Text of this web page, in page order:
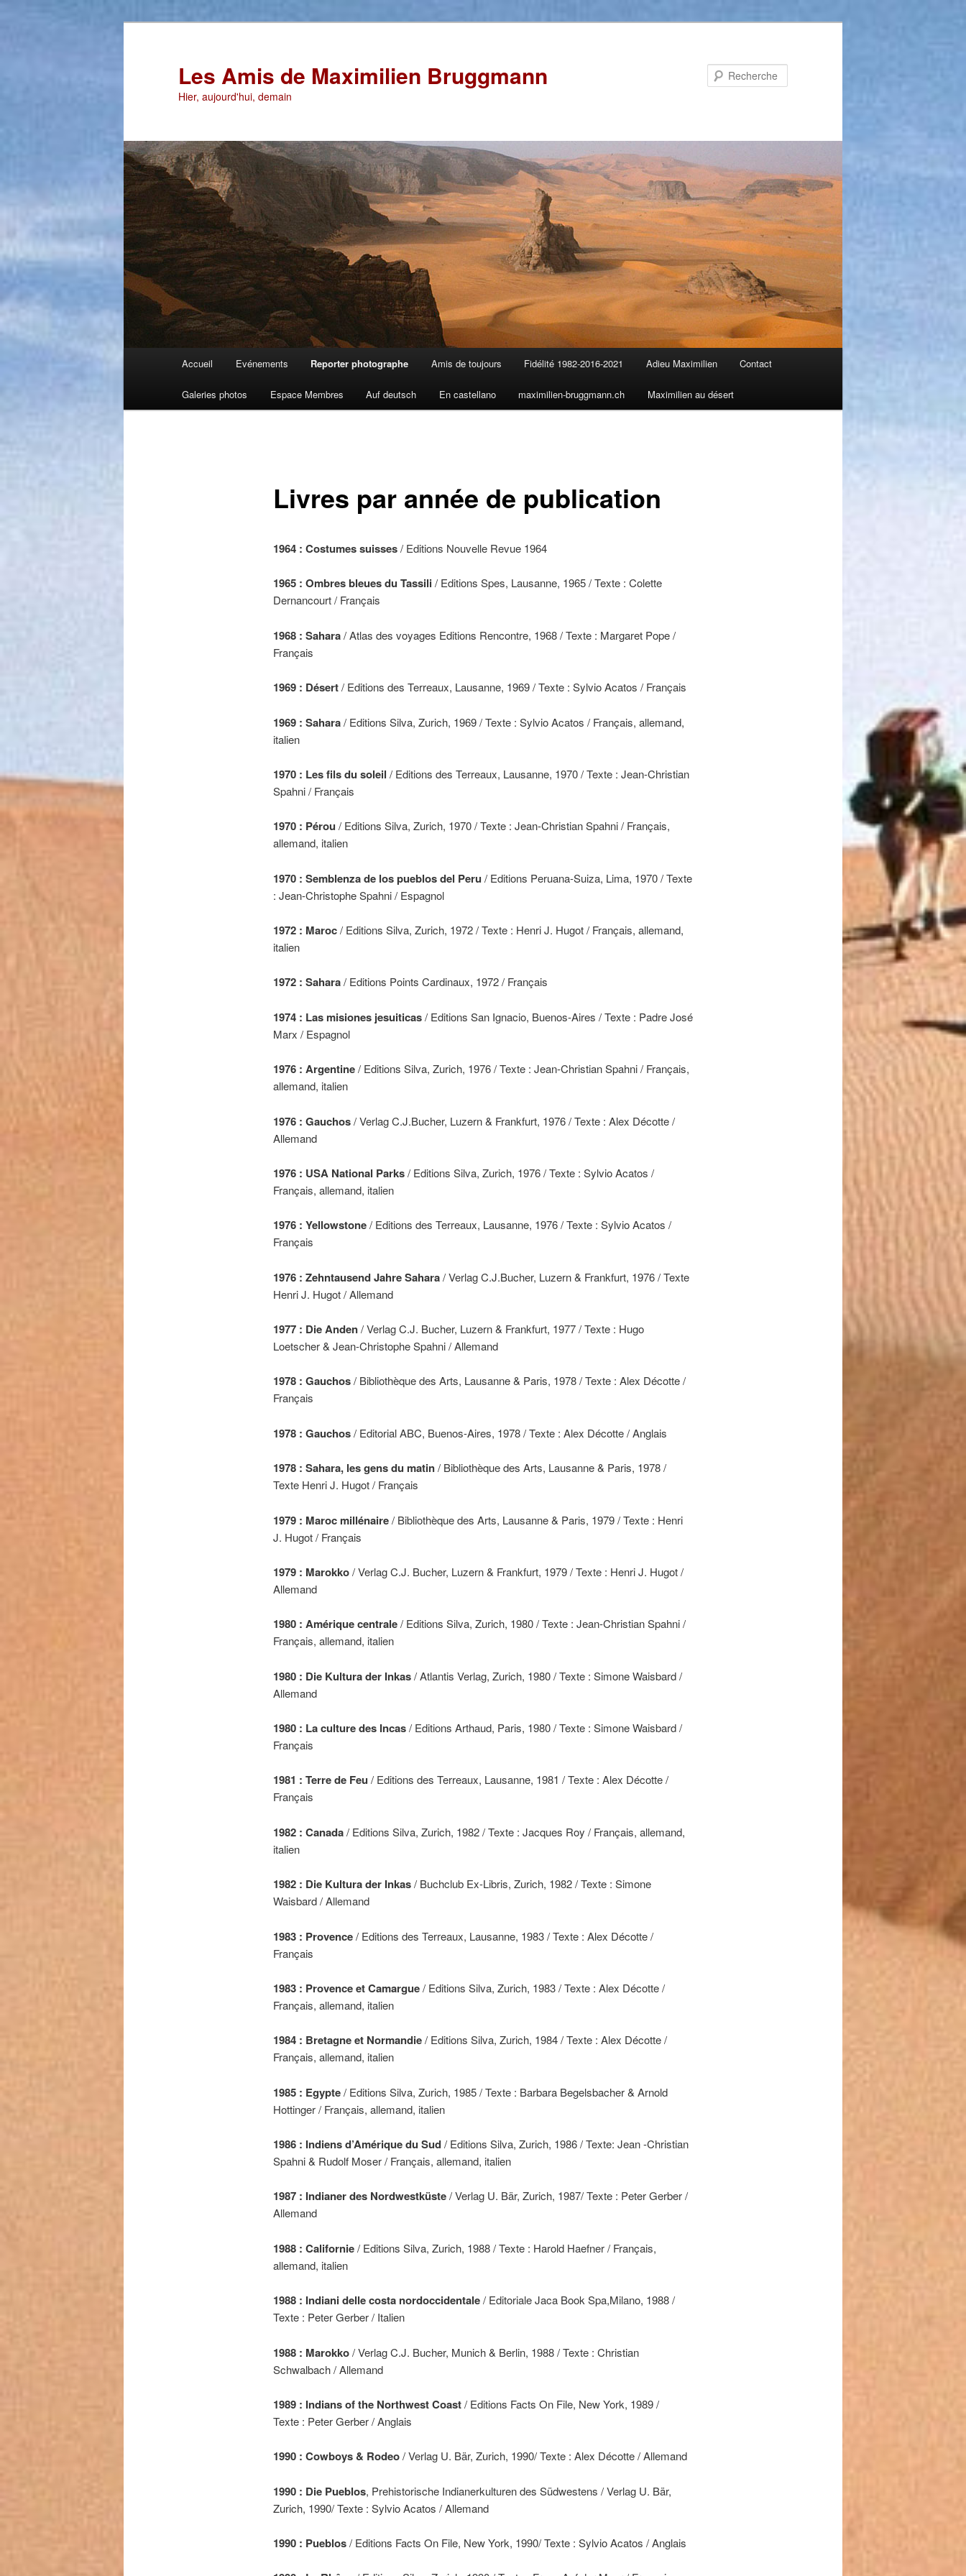
Les Amis de Maximilien Bruggmann
Hier, aujourd'hui, demain
Accueil Evénements Reporter photographe Amis de toujours Fidélité 1982-2016-2021 Adieu Maximilien Contact
Galeries photos Espace Membres Auf deutsch En castellano maximilien-bruggmann.ch Maximilien au désert
Livres par année de publication
1964 : Costumes suisses/ Editions Nouvelle Revue 1964
1965 : Ombres bleues du Tassili/ Editions Spes, Lausanne, 1965 / Texte : Colette
Dernancourt / Français
1968 : Sahara/ Atlas des voyages Editions Rencontre, 1968 / Texte : Margaret Pope /
Français
1969 : Désert/ Editions des Terreaux, Lausanne, 1969 / Texte : Sylvio Acatos / Français
1969 : Sahara/ Editions Silva, Zurich, 1969 / Texte : Sylvio Acatos / Français, allemand,
italien
1970 : Les fils du soleil / Editions des Terreaux, Lausanne, 1970 / Texte : Jean-Christian
Spahni / Français
1970 : Pérou / Editions Silva, Zurich, 1970 / Texte : Jean-Christian Spahni / Français,
allemand, italien
1970 : Semblenza de los pueblos del Peru / Editions Peruana-Suiza, Lima, 1970 / Texte
: Jean-Christophe Spahni / Espagnol
1972 : Maroc/ Editions Silva, Zurich, 1972 / Texte : Henri J. Hugot / Français, allemand,
italien
1972 : Sahara/ Editions Points Cardinaux, 1972 / Français
1974 : Las misiones jesuiticas/ Editions San Ignacio, Buenos-Aires / Texte : Padre José
Marx / Espagnol
1976 : Argentine/ Editions Silva, Zurich, 1976 / Texte : Jean-Christian Spahni / Français,
allemand, italien
1976 : Gauchos/ Verlag C.J.Bucher, Luzern & Frankfurt, 1976 / Texte : Alex Décotte /
Allemand
1976 : USA National Parks/ Editions Silva, Zurich, 1976 / Texte : Sylvio Acatos /
Français, allemand, italien
1976 : Yellowstone/ Editions des Terreaux, Lausanne, 1976 / Texte : Sylvio Acatos /
Français
1976 : Zehntausend Jahre Sahara/ Verlag C.J.Bucher, Luzern & Frankfurt, 1976 / Texte
Henri J. Hugot / Allemand
1977 : Die Anden/ Verlag C.J. Bucher, Luzern & Frankfurt, 1977 / Texte : Hugo
Loetscher & Jean-Christophe Spahni / Allemand
1978 : Gauchos/ Bibliothèque des Arts, Lausanne & Paris, 1978 / Texte : Alex Décotte /
Français
1978 : Gauchos/ Editorial ABC, Buenos-Aires, 1978 / Texte : Alex Décotte / Anglais
1978 : Sahara, les gens du matin/ Bibliothèque des Arts, Lausanne & Paris, 1978 /
Texte Henri J. Hugot / Français
1979 : Maroc millénaire/ Bibliothèque des Arts, Lausanne & Paris, 1979 / Texte : Henri
J. Hugot / Français
1979 : Marokko/ Verlag C.J. Bucher, Luzern & Frankfurt, 1979 / Texte : Henri J. Hugot /
Allemand
1980 : Amérique centrale/ Editions Silva, Zurich, 1980 / Texte : Jean-Christian Spahni /
Français, allemand, italien
1980 : Die Kultura der Inkas/ Atlantis Verlag, Zurich, 1980 / Texte : Simone Waisbard /
Allemand
1980 : La culture des Incas/ Editions Arthaud, Paris, 1980 / Texte : Simone Waisbard /
Français
1981 : Terre de Feu / Editions des Terreaux, Lausanne, 1981 / Texte : Alex Décotte /
Français
1982 : Canada/ Editions Silva, Zurich, 1982 / Texte : Jacques Roy / Français, allemand,
italien
1982 : Die Kultura der Inkas/ Buchclub Ex-Libris, Zurich, 1982 / Texte : Simone
Waisbard / Allemand
1983 : Provence/ Editions des Terreaux, Lausanne, 1983 / Texte : Alex Décotte /
Français
1983 : Provence et Camargue/ Editions Silva, Zurich, 1983 / Texte : Alex Décotte /
Français, allemand, italien
1984 : Bretagne et Normandie/ Editions Silva, Zurich, 1984 / Texte : Alex Décotte /
Français, allemand, italien
1985 : Egypte/ Editions Silva, Zurich, 1985 / Texte : Barbara Begelsbacher & Arnold
Hottinger / Français, allemand, italien
1986 : Indiens d’Amérique du Sud/ Editions Silva, Zurich, 1986 / Texte: Jean -Christian
Spahni & Rudolf Moser / Français, allemand, italien
1987 : Indianer des Nordwestküste/ Verlag U. Bär, Zurich, 1987/ Texte : Peter Gerber /
Allemand
1988 : Californie/ Editions Silva, Zurich, 1988 / Texte : Harold Haefner / Français,
allemand, italien
1988 : Indiani delle costa nordoccidentale/ Editoriale Jaca Book Spa,Milano, 1988 /
Texte : Peter Gerber / Italien
1988 : Marokko/ Verlag C.J. Bucher, Munich & Berlin, 1988 / Texte : Christian
Schwalbach / Allemand
1989 : Indians of the Northwest Coast/ Editions Facts On File, New York, 1989 /
Texte : Peter Gerber / Anglais
1990 : Cowboys & Rodeo/ Verlag U. Bär, Zurich, 1990/ Texte : Alex Décotte / Allemand
1990 : Die Pueblos, Prehistorische Indianerkulturen des Südwestens / Verlag U. Bär,
Zurich, 1990/ Texte : Sylvio Acatos / Allemand
1990 : Pueblos/ Editions Facts On File, New York, 1990/ Texte : Sylvio Acatos / Anglais